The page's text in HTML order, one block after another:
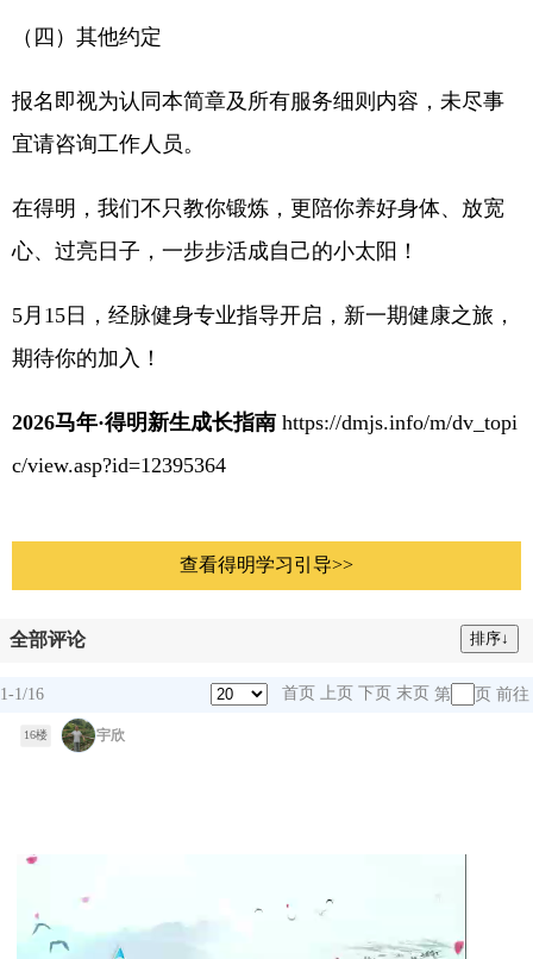
（四）其他约定
报名即视为认同本简章及所有服务细则内容，未尽事
宜请咨询工作人员。
在得明，我们不只教你锻炼，更陪你养好身体、放宽
心、过亮日子，一步步活成自己的小太阳！
5月15日，经脉健身专业指导开启，新一期健康之旅，
期待你的加入！
2026马年·得明新生成长指南 https://dmjs.info/m/dv_topi
c/view.asp?id=12395364
查看得明学习引导>>
全部评论
1-1/16 首页 上页 下页 末页 第 页 前往
16楼 宇欣